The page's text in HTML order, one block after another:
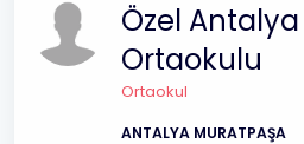
Özel Antalya
Ortaokulu
Ortaokul
ANTALYA MURATPAŞA